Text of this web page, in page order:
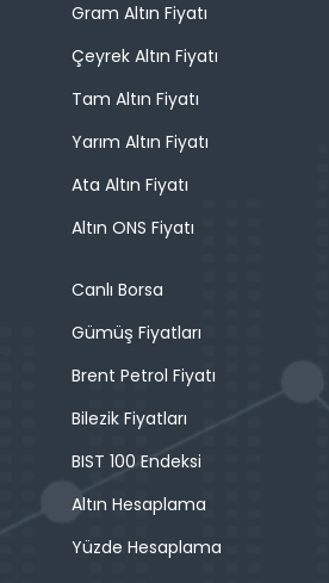
Gram Altın Fiyatı
Çeyrek Altın Fiyatı
Tam Altın Fiyatı
Yarım Altın Fiyatı
Ata Altın Fiyatı
Altın ONS Fiyatı
Canlı Borsa
Gümüş Fiyatları
Brent Petrol Fiyatı
Bilezik Fiyatları
BIST 100 Endeksi
Altın Hesaplama
Yüzde Hesaplama